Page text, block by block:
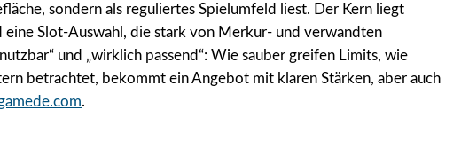
sondern als reguliertes Spielumfeld liest. Der Kern liegt
eine Slot-Auswahl, die stark von Merkur- und verwandten
und „wirklich passend“: Wie sauber greifen Limits, wie
betrachtet, bekommt ein Angebot mit klaren Stärken, aber auch
.